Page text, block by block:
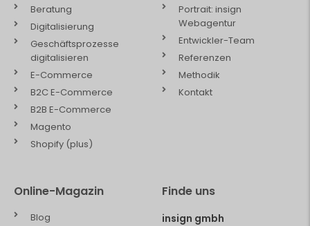
Beratung
Digitalisierung
Geschäftsprozesse
digitalisieren
E-Commerce
B2C E-Commerce
B2B E-Commerce
Magento
Shopify (plus)
Portrait: insign
Webagentur
Entwickler-Team
Referenzen
Methodik
Kontakt
Online-Magazin
Blog
Finde uns
insign gmbh